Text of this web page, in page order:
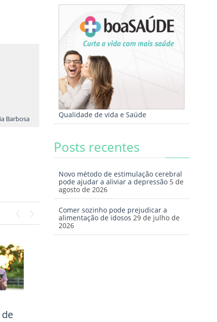
Barbosa Qualidade de vida e Saúde
Posts recentes
Novo método de estimulação cerebral
pode ajudar a aliviar a depressão 5 de
agosto de 2026
Comer sozinho pode prejudicar a
alimentação de idosos 29 de julho de
2026